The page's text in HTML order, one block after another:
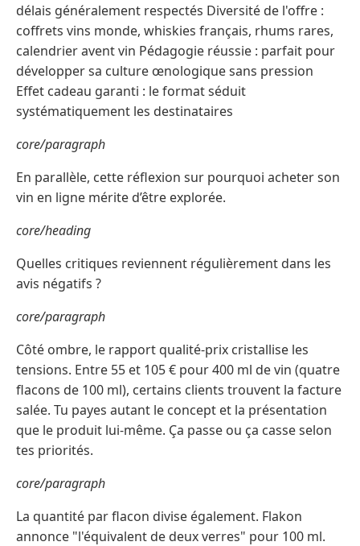
délais généralement respectés Diversité de l'offre :
coffrets vins monde, whiskies français, rhums rares,
calendrier avent vin Pédagogie réussie : parfait pour
développer sa culture œnologique sans pression
Effet cadeau garanti : le format séduit
systématiquement les destinataires
core/paragraph
En parallèle, cette réflexion sur pourquoi acheter son
vin en ligne mérite d’être explorée.
core/heading
Quelles critiques reviennent régulièrement dans les
avis négatifs ?
core/paragraph
Côté ombre, le rapport qualité-prix cristallise les
tensions. Entre 55 et 105 € pour 400 ml de vin (quatre
flacons de 100 ml), certains clients trouvent la facture
salée. Tu payes autant le concept et la présentation
que le produit lui-même. Ça passe ou ça casse selon
tes priorités.
core/paragraph
La quantité par flacon divise également. Flakon
annonce "l'équivalent de deux verres" pour 100 ml.